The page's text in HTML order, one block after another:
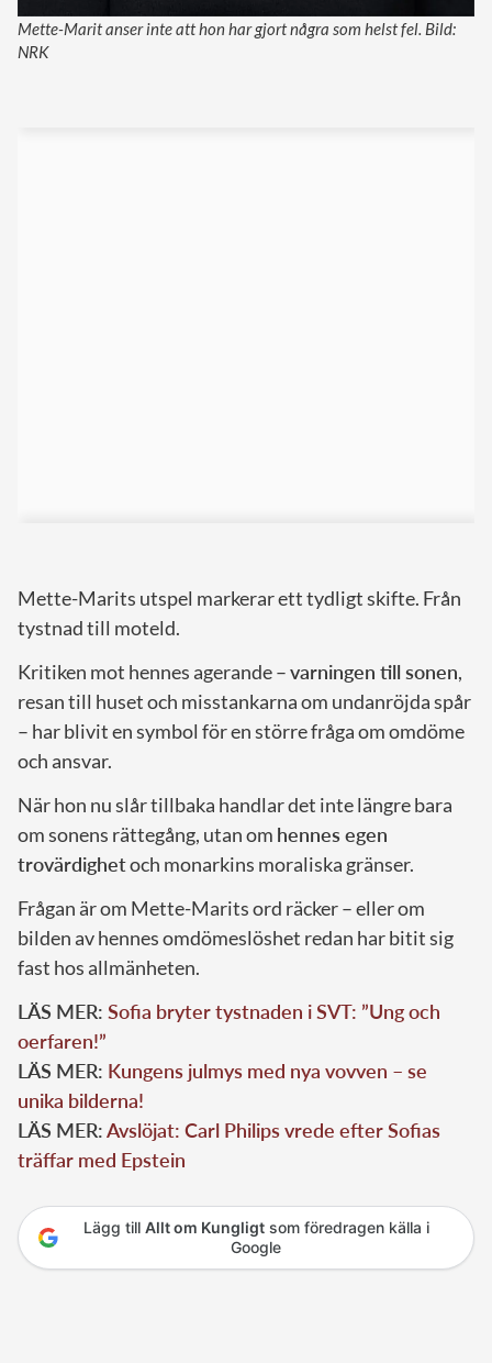
Mette-Marit anser inte att hon har gjort några som helst fel. Bild:
NRK
Mette-Marits utspel markerar ett tydligt skifte. Från
tystnad till moteld.
Kritiken mot hennes agerande –varningen till sonen,
resan till huset och misstankarna om undanröjda spår
– har blivit en symbol för en större fråga om omdöme
och ansvar.
När hon nu slår tillbaka handlar det inte längre bara
om sonens rättegång, utan om hennes egen
trovärdighetoch monarkins moraliska gränser.
Frågan är om Mette-Marits ord räcker – eller om
bilden av hennes omdömeslöshet redan har bitit sig
fast hos allmänheten.
LÄS MER: Sofia bryter tystnaden i SVT: ”Ung och
oerfaren!”
LÄS MER: Kungens julmys med nya vovven – se
unika bilderna!
LÄS MER:Avslöjat: Carl Philips vrede efter Sofias
träffar med Epstein
Lägg till Allt om Kungligtsom föredragen källa i
Google